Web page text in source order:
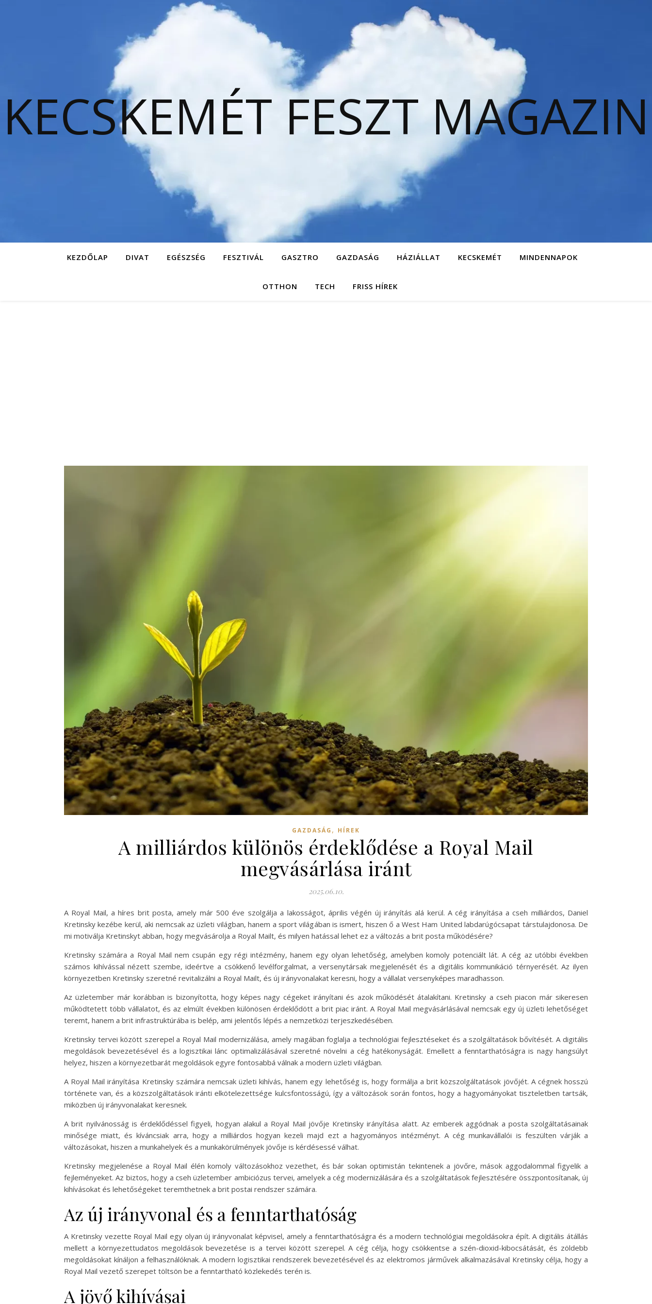
KECSKEMÉT FESZT MAGAZIN
KEZDŐLAP DIVAT EGÉSZSÉG FESZTIVÁL GASZTRO GAZDASÁG HÁZIÁLLAT KECSKEMÉT MINDENNAPOK
OTTHON TECH FRISS HÍREK
GAZDASÁG , HÍREK
A milliárdos különös érdeklődése a Royal Mail
megvásárlása iránt
2025.06.10.
A Royal Mail, a híres brit posta, amely már 500 éve szolgálja a lakosságot, április végén új irányítás alá kerül. A cég irányítása a cseh milliárdos, Daniel
Kretinsky kezébe kerül, aki nemcsak az üzleti világban, hanem a sport világában is ismert, hiszen ő a West Ham United labdarúgócsapat társtulajdonosa. De
mi motiválja Kretinskyt abban, hogy megvásárolja a Royal Mailt, és milyen hatással lehet ez a változás a brit posta működésére?
Kretinsky számára a Royal Mail nem csupán egy régi intézmény, hanem egy olyan lehetőség, amelyben komoly potenciált lát. A cég az utóbbi években
számos kihívással nézett szembe, ideértve a csökkenő levélforgalmat, a versenytársak megjelenését és a digitális kommunikáció térnyerését. Az ilyen
környezetben Kretinsky szeretné revitalizálni a Royal Mailt, és új irányvonalakat keresni, hogy a vállalat versenyképes maradhasson.
Az üzletember már korábban is bizonyította, hogy képes nagy cégeket irányítani és azok működését átalakítani. Kretinsky a cseh piacon már sikeresen
működtetett több vállalatot, és az elmúlt években különösen érdeklődött a brit piac iránt. A Royal Mail megvásárlásával nemcsak egy új üzleti lehetőséget
teremt, hanem a brit infrastruktúrába is belép, ami jelentős lépés a nemzetközi terjeszkedésében.
Kretinsky tervei között szerepel a Royal Mail modernizálása, amely magában foglalja a technológiai fejlesztéseket és a szolgáltatások bővítését. A digitális
megoldások bevezetésével és a logisztikai lánc optimalizálásával szeretné növelni a cég hatékonyságát. Emellett a fenntarthatóságra is nagy hangsúlyt
helyez, hiszen a környezetbarát megoldások egyre fontosabbá válnak a modern üzleti világban.
A Royal Mail irányítása Kretinsky számára nemcsak üzleti kihívás, hanem egy lehetőség is, hogy formálja a brit közszolgáltatások jövőjét. A cégnek hosszú
története van, és a közszolgáltatások iránti elkötelezettsége kulcsfontosságú, így a változások során fontos, hogy a hagyományokat tiszteletben tartsák,
miközben új irányvonalakat keresnek.
A brit nyilvánosság is érdeklődéssel figyeli, hogyan alakul a Royal Mail jövője Kretinsky irányítása alatt. Az emberek aggódnak a posta szolgáltatásainak
minősége miatt, és kíváncsiak arra, hogy a milliárdos hogyan kezeli majd ezt a hagyományos intézményt. A cég munkavállalói is feszülten várják a
változásokat, hiszen a munkahelyek és a munkakörülmények jövője is kérdésessé válhat.
Kretinsky megjelenése a Royal Mail élén komoly változásokhoz vezethet, és bár sokan optimistán tekintenek a jövőre, mások aggodalommal figyelik a
fejleményeket. Az biztos, hogy a cseh üzletember ambiciózus tervei, amelyek a cég modernizálására és a szolgáltatások fejlesztésére összpontosítanak, új
kihívásokat és lehetőségeket teremthetnek a brit postai rendszer számára.
Az új irányvonal és a fenntarthatóság
A Kretinsky vezette Royal Mail egy olyan új irányvonalat képvisel, amely a fenntarthatóságra és a modern technológiai megoldásokra épít. A digitális átállás
mellett a környezettudatos megoldások bevezetése is a tervei között szerepel. A cég célja, hogy csökkentse a szén-dioxid-kibocsátását, és zöldebb
megoldásokat kínáljon a felhasználóknak. A modern logisztikai rendszerek bevezetésével és az elektromos járművek alkalmazásával Kretinsky célja, hogy a
Royal Mail vezető szerepet töltsön be a fenntartható közlekedés terén is.
A jövő kihívásai